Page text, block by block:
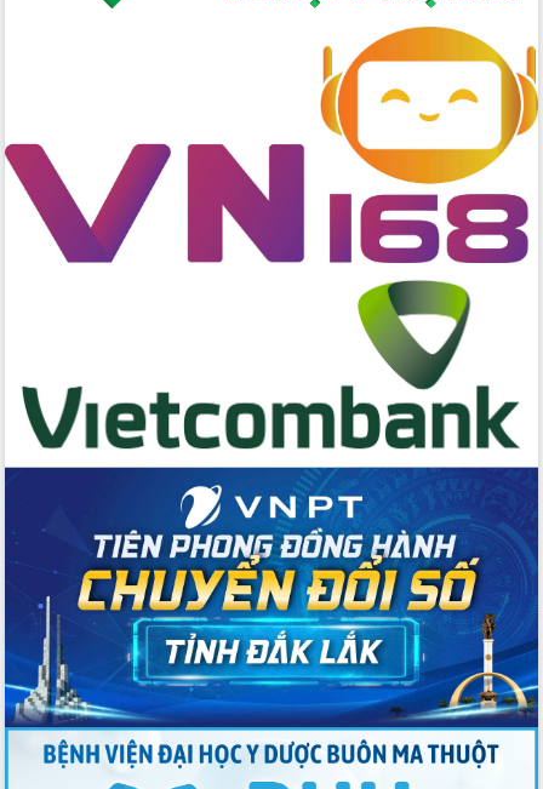
Quyền của người tiêu dùng Việt Nam
2026
Đẩy mạnh cải cách hành chính, quyết
tâm đạt được mục tiêu tăng trưởng
hai con số trong năm 2026
Nhân dân tỉnh
Bệnh án điện tử thúc đẩy chuyển đổi
số y tế tại Đắk Lắk
không gian tri thức trong thời đại số
Đánh giá, rút kinh nghiệm công tác tổ
chức diễn tập trước ngày bầu cử
Chương trình “Gặp gỡ hữu nghị –
Friendship Meeting New Year 2026”
Bầu cử Quốc hội và HĐND: Cử tri Đắk
Lắk gửi gắm niềm tin, kỳ vọng vào lá
phiếu
Đắk Lắk sẵn sàng các điều kiện cho
Ngày hội bầu cử đại biểu Quốc hội
khóa XVI và HĐND các cấp nhiệm kỳ